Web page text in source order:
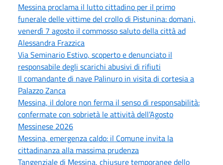
Messina proclama il lutto cittadino per il primo
funerale delle vittime del crollo di Pistunina: domani,
venerdì 7 agosto il commosso saluto della città ad
Alessandra Frazzica
Via Seminario Estivo, scoperto e denunciato il
responsabile degli scarichi abusivi di rifiuti
Il comandante di nave Palinuro in visita di cortesia a
Palazzo Zanca
Messina, il dolore non ferma il senso di responsabilità:
confermate con sobrietà le attività dell’Agosto
Messinese 2026
Messina, emergenza caldo: il Comune invita la
cittadinanza alla massima prudenza
Tangenziale di Messina, chiusure temporanee dello